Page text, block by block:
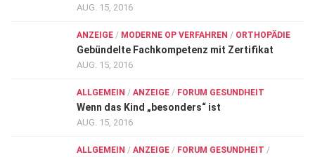
AUG. 15, 2016
ANZEIGE / MODERNE OP VERFAHREN / ORTHOPÄDIE
Gebündelte Fachkompetenz mit Zertifikat
AUG. 15, 2016
ALLGEMEIN / ANZEIGE / FORUM GESUNDHEIT
Wenn das Kind „besonders“ ist
AUG. 15, 2016
ALLGEMEIN / ANZEIGE / FORUM GESUNDHEIT /